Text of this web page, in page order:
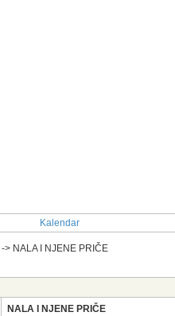
Kalendar
-> NALA I NJENE PRIČE
NALA I NJENE PRIČE